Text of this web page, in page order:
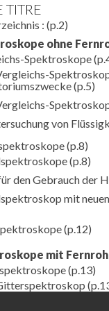
TITRE
: (p.2)
ohne
Spektroskope
(p.5)
von
(p.8)
(p.8)
den Gebrauch der
mit
(p.12)
mit
(p.13)